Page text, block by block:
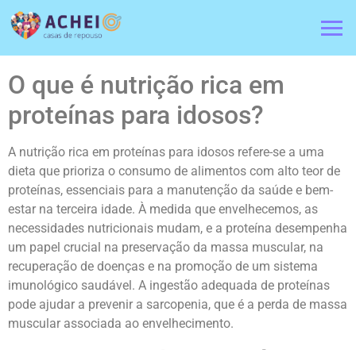
O que é nutrição rica em
proteínas para idosos?
A nutrição rica em proteínas para idosos refere-se a uma
dieta que prioriza o consumo de alimentos com alto teor de
proteínas, essenciais para a manutenção da saúde e bem-
estar na terceira idade. À medida que envelhecemos, as
necessidades nutricionais mudam, e a proteína desempenha
um papel crucial na preservação da massa muscular, na
recuperação de doenças e na promoção de um sistema
imunológico saudável. A ingestão adequada de proteínas
pode ajudar a prevenir a sarcopenia, que é a perda de massa
muscular associada ao envelhecimento.